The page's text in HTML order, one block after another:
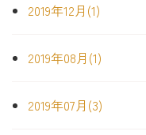
2019年12月(1)
2019年08月(1)
2019年07月(3)